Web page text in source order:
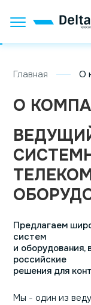
Главная О
О
Предлагаем
систем
и оборудования,
российские
решения для
Мы - один из